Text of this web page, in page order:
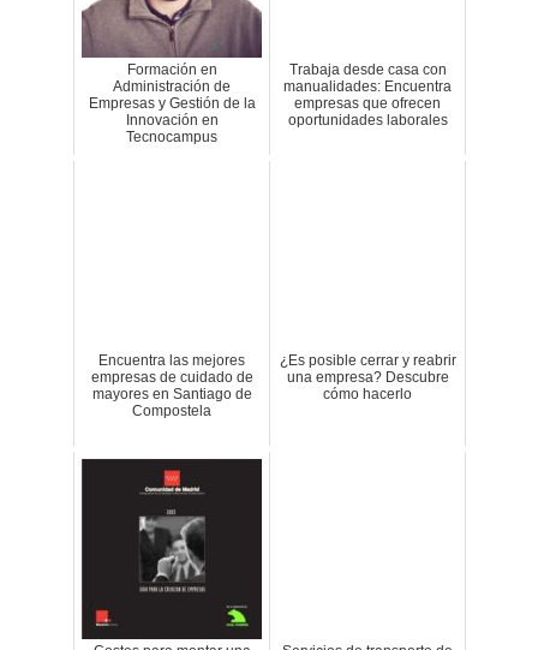
Formación en
Administración de
Empresas y Gestión de la
Innovación en
Tecnocampus
Trabaja desde casa con
manualidades: Encuentra
empresas que ofrecen
oportunidades laborales
Encuentra las mejores
empresas de cuidado de
mayores en Santiago de
Compostela
¿Es posible cerrar y reabrir
una empresa? Descubre
cómo hacerlo